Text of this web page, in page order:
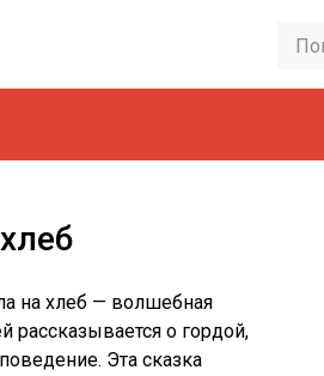
на хлеб — волшебная
рассказывается о гордой,
. Эта сказка